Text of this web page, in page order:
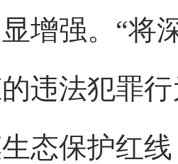
增强。“将
违法犯罪
态保护红